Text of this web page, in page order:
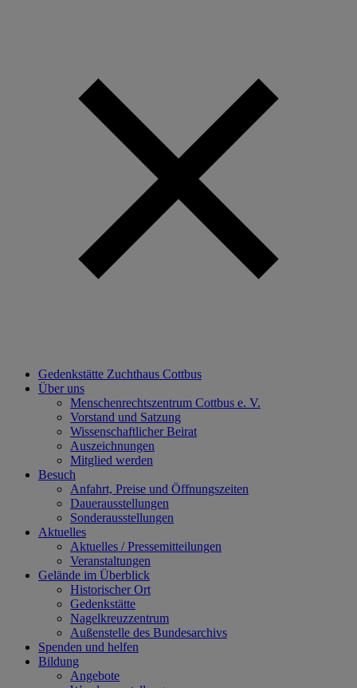
Gedenkstätte Zuchthaus Cottbus
Über uns
Menschenrechtszentrum Cottbus e. V.
Vorstand und Satzung
Wissenschaftlicher Beirat
Auszeichnungen
Mitglied werden
Besuch
Anfahrt, Preise und Öffnungszeiten
Dauerausstellungen
Sonderausstellungen
Aktuelles
Aktuelles / Pressemitteilungen
Veranstaltungen
Gelände im Überblick
Historischer Ort
Gedenkstätte
Nagelkreuzzentrum
Außenstelle des Bundesarchivs
Spenden und helfen
Bildung
Angebote